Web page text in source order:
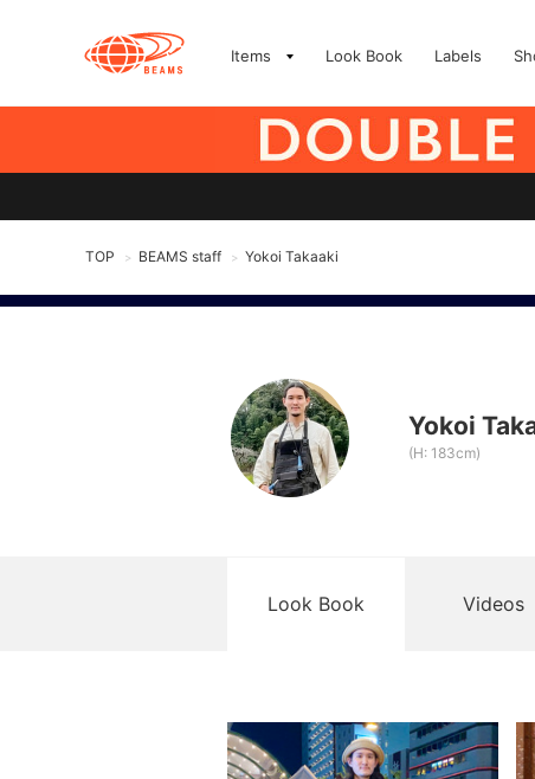
Items Look Book Labels
TOP > BEAMS staff > Yokoi Takaaki
Yokoi
(H: 183cm)
Look Book Videos